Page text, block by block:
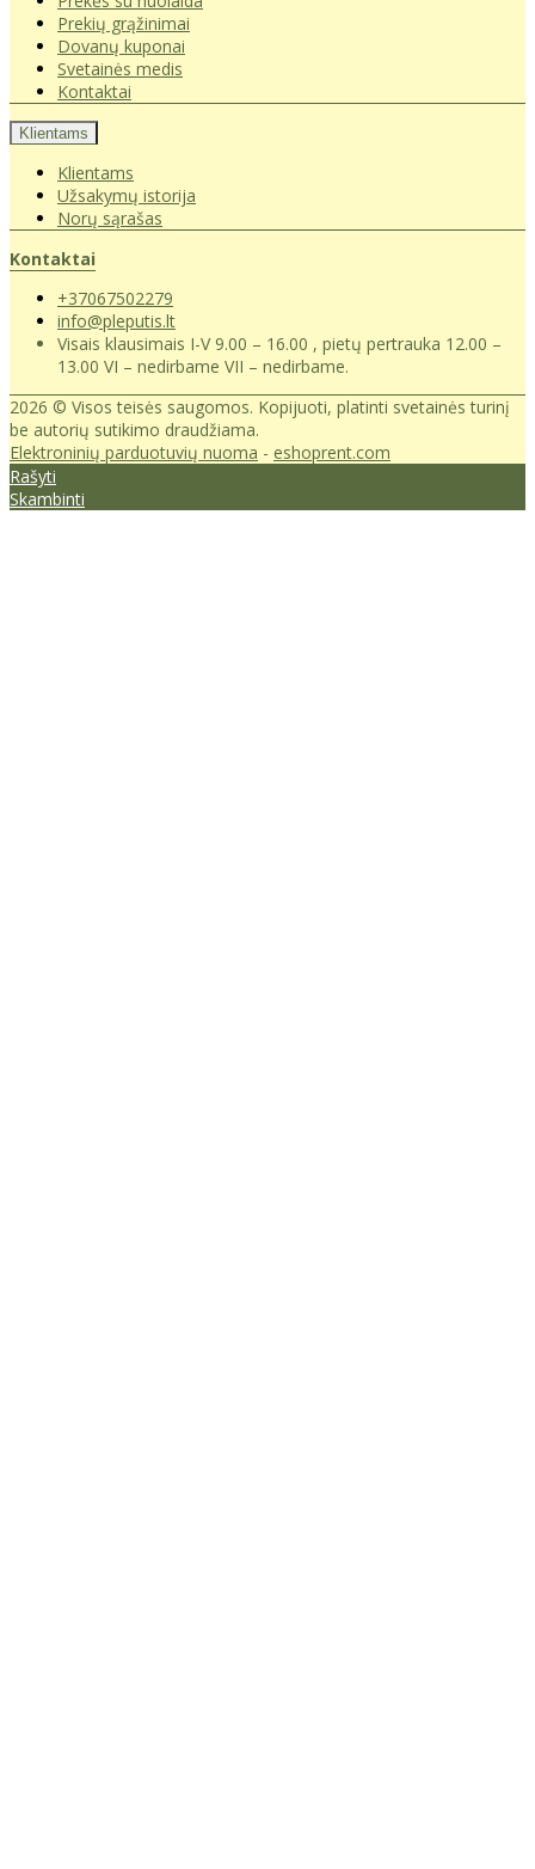
Prekių grąžinimai
Dovanų kuponai
Svetainės medis
Kontaktai
Klientams
Klientams
Užsakymų istorija
Norų sąrašas
Kontaktai
+37067502279
info@pleputis.lt
Visais klausimais I-V 9.00 – 16.00 , pietų pertrauka 12.00 –
13.00 VI – nedirbame VII – nedirbame.
2026 © Visos teisės saugomos. Kopijuoti, platinti svetainės turinį
be autorių sutikimo draudžiama.
Elektroninių parduotuvių nuoma - eshoprent.com
Rašyti
Skambinti